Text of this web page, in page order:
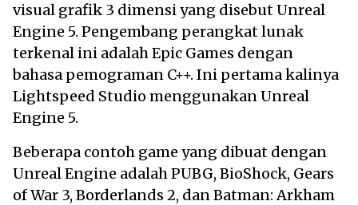
visual grafik 3 dimensi yang disebut Unreal
Engine 5. Pengembang perangkat lunak
terkenal ini adalah Epic Games dengan
bahasa pemograman C++. Ini pertama kalinya
Lightspeed Studio menggunakan Unreal
Engine 5.
Beberapa contoh game yang dibuat dengan
Unreal Engine adalah PUBG, BioShock, Gears
of War 3, Borderlands 2, dan Batman: Arkham